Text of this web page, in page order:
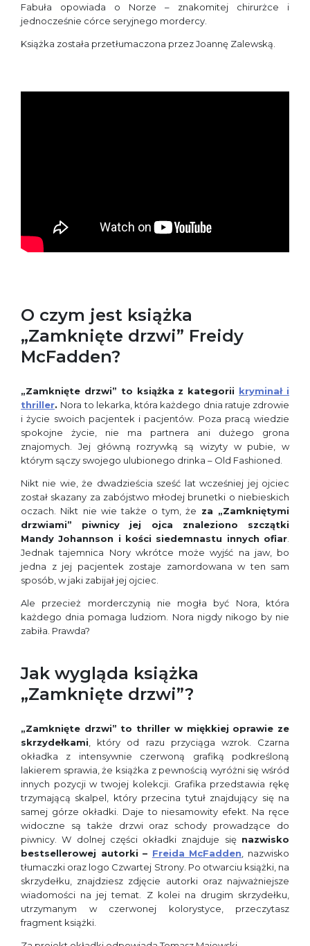
Fabuła opowiada o Norze – znakomitej chirurżce i
jednocześnie córce seryjnego mordercy.
Książka została przetłumaczona przez Joannę Zalewską.
O czym jest książka
„Zamknięte drzwi” Freidy
McFadden?
„Zamknięte drzwi” to książka z kategorii kryminał i
thriller. Nora to lekarka, która każdego dnia ratuje zdrowie
i życie swoich pacjentek i pacjentów. Poza pracą wiedzie
spokojne życie, nie ma partnera ani dużego grona
znajomych. Jej główną rozrywką są wizyty w pubie, w
którym sączy swojego ulubionego drinka – Old Fashioned.
Nikt nie wie, że dwadzieścia sześć lat wcześniej jej ojciec
został skazany za zabójstwo młodej brunetki o niebieskich
oczach. Nikt nie wie także o tym, że za „Zamkniętymi
drzwiami” piwnicy jej ojca znaleziono szczątki
Mandy Johannson i kości siedemnastu innych ofiar.
Jednak tajemnica Nory wkrótce może wyjść na jaw, bo
jedna z jej pacjentek zostaje zamordowana w ten sam
sposób, w jaki zabijał jej ojciec.
Ale przecież morderczynią nie mogła być Nora, która
każdego dnia pomaga ludziom. Nora nigdy nikogo by nie
zabiła. Prawda?
Jak wygląda książka
„Zamknięte drzwi”?
„Zamknięte drzwi” to thriller w miękkiej oprawie ze
skrzydełkami, który od razu przyciąga wzrok. Czarna
okładka z intensywnie czerwoną grafiką podkreśloną
lakierem sprawia, że książka z pewnością wyróżni się wśród
innych pozycji w twojej kolekcji. Grafika przedstawia rękę
trzymającą skalpel, który przecina tytuł znajdujący się na
samej górze okładki. Daje to niesamowity efekt. Na ręce
widoczne są także drzwi oraz schody prowadzące do
piwnicy. W dolnej części okładki znajduje się nazwisko
bestsellerowej autorki – Freida McFadden, nazwisko
tłumaczki oraz logo Czwartej Strony. Po otwarciu książki, na
skrzydełku, znajdziesz zdjęcie autorki oraz najważniejsze
wiadomości na jej temat. Z kolei na drugim skrzydełku,
utrzymanym w czerwonej kolorystyce, przeczytasz
fragment książki.